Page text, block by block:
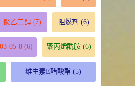
聚乙二醇(7) 阻燃剂 (6)
05-8 (6) 聚丙烯酰胺(6)
维生素E醋酸酯(5)